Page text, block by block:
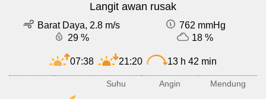
Langit awan rusak
Barat Daya, 2.8 m/s
762 mmHg
29 %
18 %
07:38 21:20 13 h 42 min
Suhu Angin Mendung